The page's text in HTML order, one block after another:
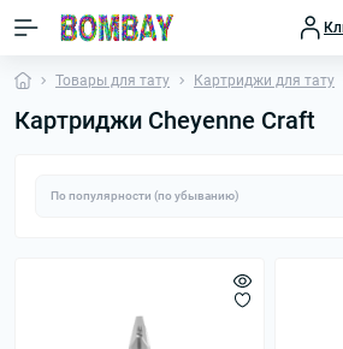
Товары для тату Картриджи для тату
Картриджи Cheyenne Craft